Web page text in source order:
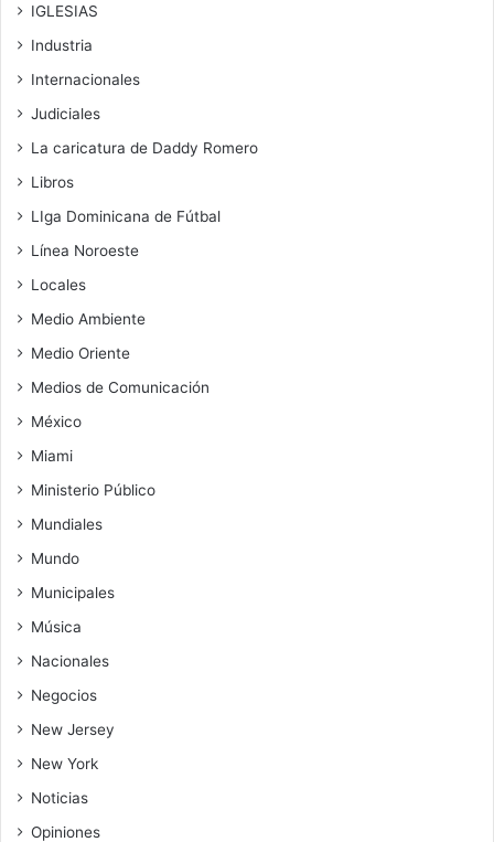
IGLESIAS
Industria
Internacionales
Judiciales
La caricatura de Daddy Romero
Libros
LIga Dominicana de Fútbal
Línea Noroeste
Locales
Medio Ambiente
Medio Oriente
Medios de Comunicación
México
Miami
Ministerio Público
Mundiales
Mundo
Municipales
Música
Nacionales
Negocios
New Jersey
New York
Noticias
Opiniones